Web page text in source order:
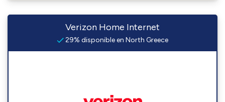
Verizon Home Internet
29% disponible en North Greece